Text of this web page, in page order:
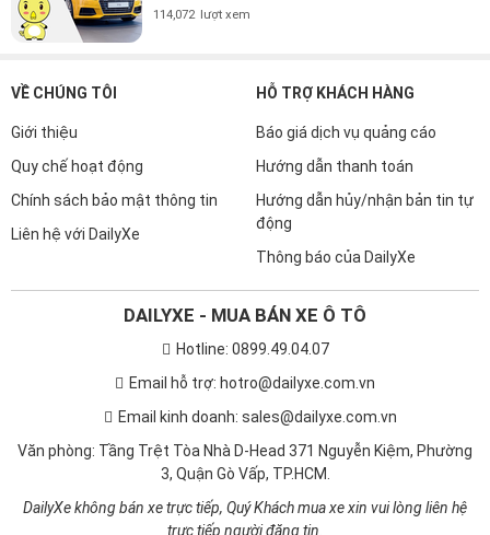
114,072 lượt xem
VỀ CHÚNG TÔI
Giới thiệu
Quy chế hoạt động
Chính sách bảo mật thông tin
Liên hệ với DailyXe
HỖ TRỢ KHÁCH HÀNG
Báo giá dịch vụ quảng cáo
Hướng dẫn thanh toán
Hướng dẫn hủy/nhận bản tin tự
động
Thông báo của DailyXe
DAILYXE - MUA BÁN XE Ô TÔ
Hotline: 0899.49.04.07
Email hỗ trợ: hotro@dailyxe.com.vn
Email kinh doanh: sales@dailyxe.com.vn
Văn phòng: Tầng Trệt Tòa Nhà D-Head 371 Nguyễn Kiệm, Phường
3, Quận Gò Vấp, TP.HCM.
DailyXe không bán xe trực tiếp, Quý Khách mua xe xin vui lòng liên hệ
trực tiếp người đăng tin.